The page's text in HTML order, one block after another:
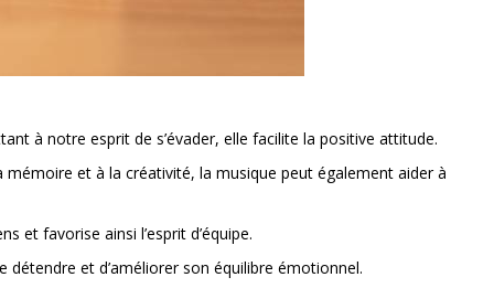
à notre esprit de s’évader, elle facilite la positive attitude.
et à la créativité, la musique peut également aider à
et favorise ainsi l’esprit d’équipe.
et d’améliorer son équilibre émotionnel.